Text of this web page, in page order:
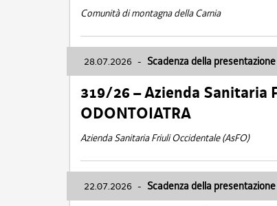
Comunità di montagna della Carnia
28.07.2026 - Scadenza della
319/26 – Azienda Sanitaria
ODONTOIATRA
Azienda Sanitaria Friuli Occidentale (AsFO)
22.07.2026 - Scadenza della